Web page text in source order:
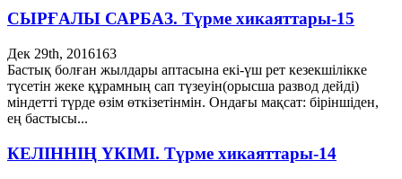
СЫРҒАЛЫ САРБАЗ. Түрме хикаяттары-15
Дек 29th, 2016163
Бастық болған жылдары аптасына екі-үш рет кезекшілікке
түсетін жеке құрамның сап түзеуін(орысша развод дейді)
міндетті түрде өзім өткізетінмін. Ондағы мақсат: біріншіден,
ең бастысы...
КЕЛІННІҢ ҮКІМІ. Түрме хикаяттары-14